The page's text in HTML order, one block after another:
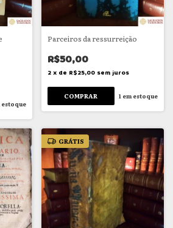
Parceiros da ressurreição
R$50,00
2 x de R$25,00 sem juros
1 em estoque
GRÁTIS